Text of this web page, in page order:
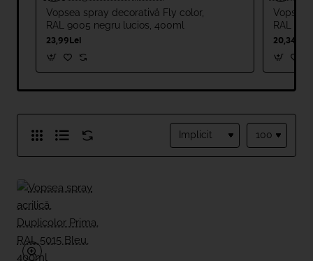
Vopsea spray decorativă Fly color,
RAL 9005 negru lucios, 400ml
23,99Lei
Vopsea
RAL
20,34Lei